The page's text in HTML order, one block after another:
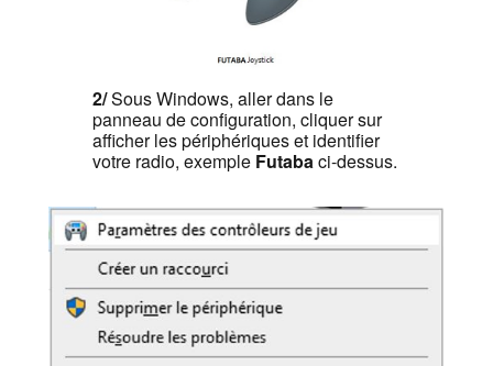
2/Sous Windows, aller dans le
panneau de configuration, cliquer sur
afficher les périphériques et identifier
votre radio, exemple Futabaci-dessus.